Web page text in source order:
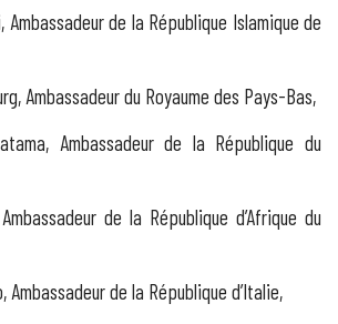
Ambassadeur de la République Islamique de
Ambassadeur du Royaume des Pays-Bas,
Ambassadeur de la République du
de la République d’Afrique du
Ambassadeur de la République d’Italie,